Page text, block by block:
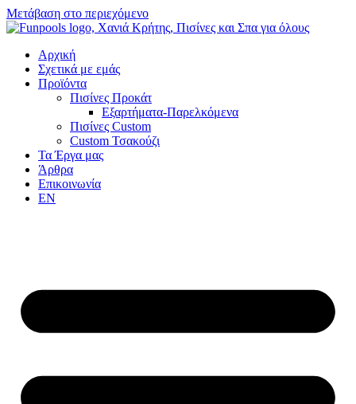
Μετάβαση στο περιεχόμενο
Αρχική
Σχετικά με εμάς
Προϊόντα
Πισίνες Προκάτ
Εξαρτήματα-Παρελκόμενα
Πισίνες Custom
Custom Τσακούζι
Τα Έργα μας
Άρθρα
Επικοινωνία
EN